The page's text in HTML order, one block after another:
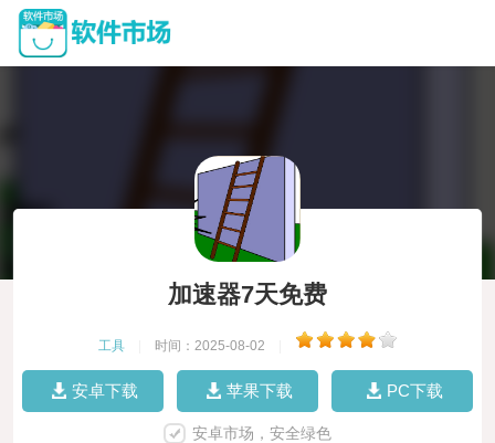
加速器7天免费
工具 时间：2025-08-02
安卓下载 苹果下载 PC下载
安卓市场，安全绿色